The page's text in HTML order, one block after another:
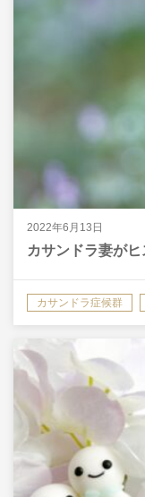
2022年6月13日
カサンドラ妻が
カサンドラ症候群